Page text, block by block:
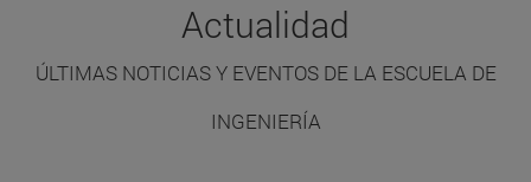
Actualidad
ÚLTIMAS NOTICIAS Y EVENTOS DE LA ESCUELA DE
INGENIERÍA